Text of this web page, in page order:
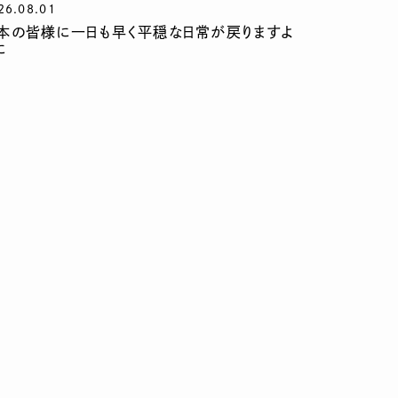
の皆様に一日も早く平穏な日常が戻りますよ